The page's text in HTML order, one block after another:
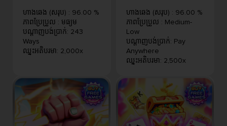
ហាងឆេង (សរុប) : 96.00 %
ភាពប្រែប្រួល : មធ្យម
បណ្តាញបង់ប្រាក់: 243
Ways
ឈ្នះអតិបរមា : 2,000x
ហាងឆេង (សរុប) : 96.00 %
ភាពប្រែប្រួល : Medium-
Low
បណ្តាញបង់ប្រាក់: Pay
Anywhere
ឈ្នះអតិបរមា : 2,500x